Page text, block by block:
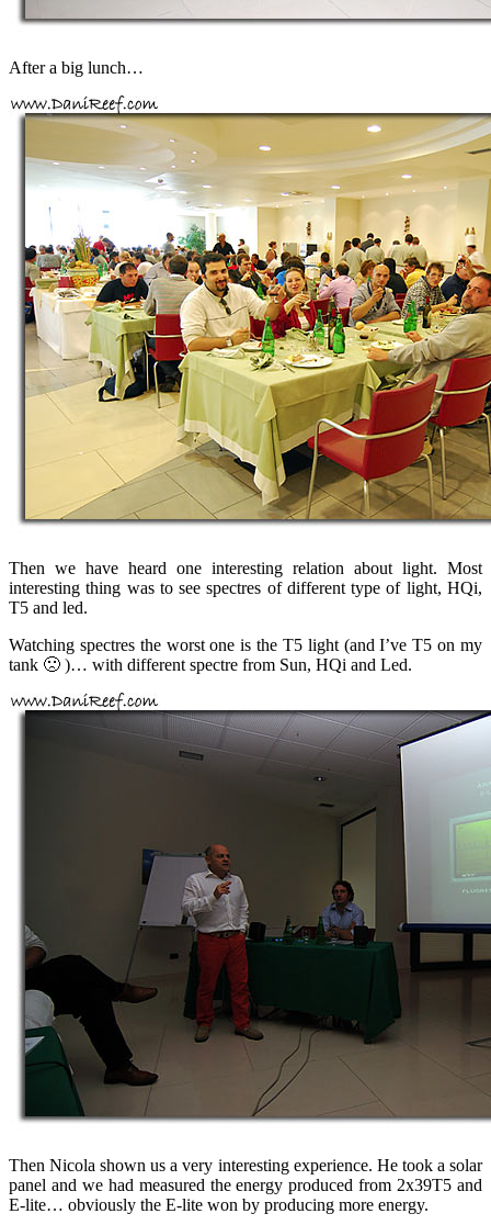
After a big lunch…
Then we have heard one interesting relation about light. Most
interesting thing was to see spectres of different type of light, HQi,
T5 and led.
Watching spectres the worst one is the T5 light (and I’ve T5 on my
tank 🙁 )… with different spectre from Sun, HQi and Led.
Then Nicola shown us a very interesting experience. He took a solar
panel and we had measured the energy produced from 2x39T5 and
E-lite… obviously the E-lite won by producing more energy.